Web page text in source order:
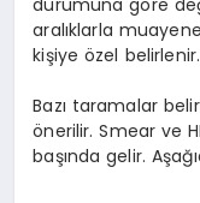
aralıklarla
kişiye özel belirlenir.
Bazı taramalar
önerilir. Smear ve
başında gelir.